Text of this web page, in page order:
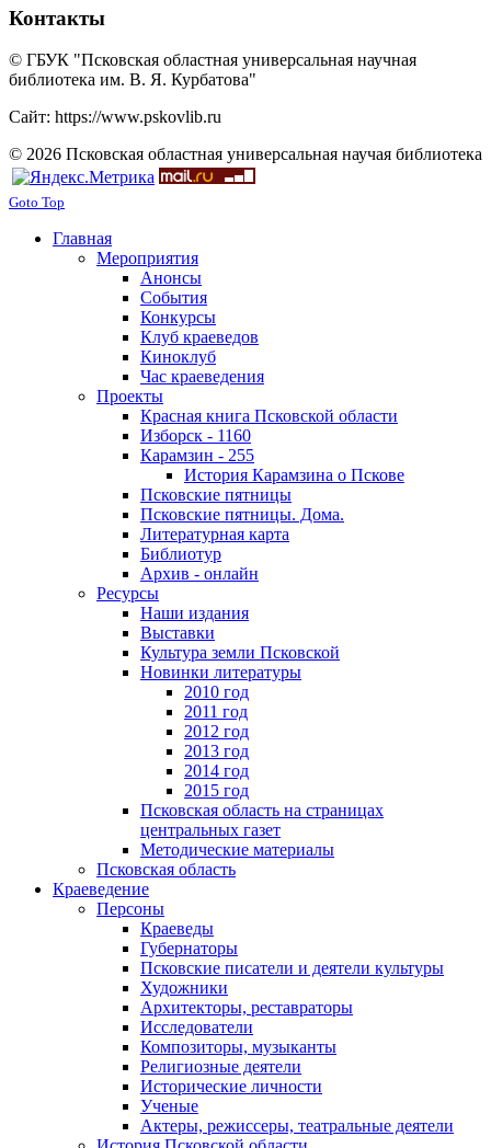
Контакты
© ГБУК "Псковская областная универсальная научная
библиотека им. В. Я. Курбатова"
Сайт: https://www.pskovlib.ru
© 2026 Псковская областная универсальная научая библиотека
Goto Top
Главная
Мероприятия
Анонсы
События
Конкурсы
Клуб краеведов
Киноклуб
Час краеведения
Проекты
Красная книга Псковской области
Изборск - 1160
Карамзин - 255
История Карамзина о Пскове
Псковские пятницы
Псковские пятницы. Дома.
Литературная карта
Библиотур
Архив - онлайн
Ресурсы
Наши издания
Выставки
Культура земли Псковской
Новинки литературы
2010 год
2011 год
2012 год
2013 год
2014 год
2015 год
Псковская область на страницах
центральных газет
Методические материалы
Псковская область
Краеведение
Персоны
Краеведы
Губернаторы
Псковские писатели и деятели культуры
Художники
Архитекторы, реставраторы
Исследователи
Композиторы, музыканты
Религиозные деятели
Исторические личности
Ученые
Актеры, режиссеры, театральные деятели